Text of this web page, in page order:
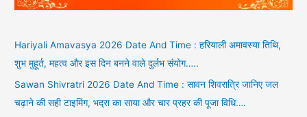
Hariyali Amavasya 2026 Date And Time : हरियाली अमावस्या तिथि,
शुभ मुहूर्त, महत्व और इस दिन बनने वाले दुर्लभ संयोग…..
Sawan Shivratri 2026 Date And Time : सावन शिवरात्रि जानिए जल
चढ़ाने की सही टाइमिंग, भद्रा का साया और चार प्रहर की पूजा विधि….